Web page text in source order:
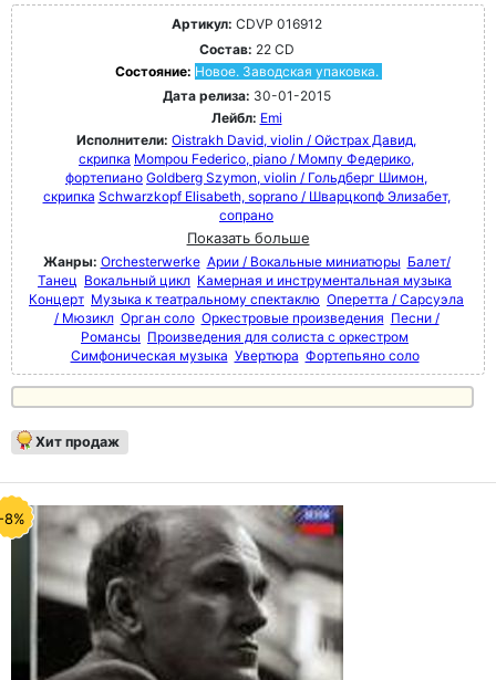
Артикул: CDVP 016912
Состав: 22 CD
Состояние: Новое. Заводская упаковка.
Дата релиза: 30-01-2015
Лейбл: Emi
Исполнители: Oistrakh David, violin / Ойстрах Давид,
скрипка Mompou Federico, piano / Момпу Федерико,
фортепиано Goldberg Szymon, violin / Гольдберг Шимон,
скрипка Schwarzkopf Elisabeth, soprano / Шварцкопф Элизабет,
сопрано
Показать больше
Жанры: Orchesterwerke Арии / Вокальные миниатюры Балет/
Танец Вокальный цикл Камерная и инструментальная музыка
Концерт Музыка к театральному спектаклю Оперетта / Сарсуэла
/ Мюзикл Орган соло Оркестровые произведения Песни /
Романсы Произведения для солиста с оркестром
Симфоническая музыка Увертюра Фортепьяно соло
Хит продаж
8%